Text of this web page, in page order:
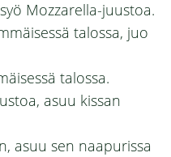
Mozzarella-juustoa.
talossa, juo
talossa.
asuu kissan
asuu sen naapurissa